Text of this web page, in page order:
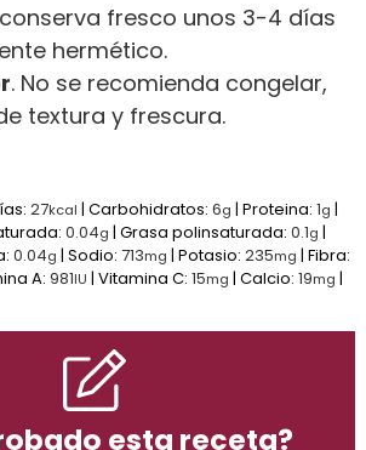
conserva fresco unos 3-4 días
hermético.
. No se recomienda congelar,
textura y frescura.
27kcal |Carbohidratos:6g |Proteina:1g |
0.04g |Grasa polinsaturada:0.1g |
0.04g |Sodio:713mg |Potasio:235mg |Fibra:
A:981IU |Vitamina C:15mg |Calcio:19mg |
esta receta?